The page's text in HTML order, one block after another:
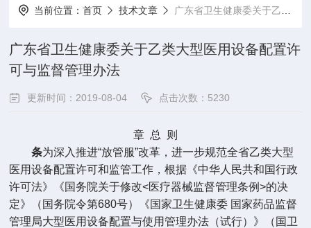
当前位置：首页 技术文章 广东省卫生健康委关于乙类大型医用设备配置许可与监督管理办法
广东省卫生健康委关于乙类大型医用设备配置许
可与监督管理办法
更新时间：2019-08-04 点击次数：5230
章 总
则
条为深入推进“放管服”改革，进一步规范全省乙类大型
医用设备配置许可和监管工作，根据《中华人民共和国行政
许可法》《国务院关于修改<医疗器械监督管理条例>的决
定》（国务院令第680号）《国家卫生健康委 国家药品监督
管理局大型医用设备配置与使用管理办法（试行）》（国卫